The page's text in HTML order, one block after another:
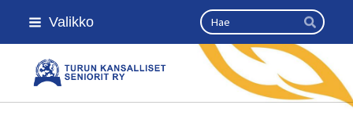
Siirry
sivun
Valikko Haku
Hae
Turun kansalliset seniorit ry